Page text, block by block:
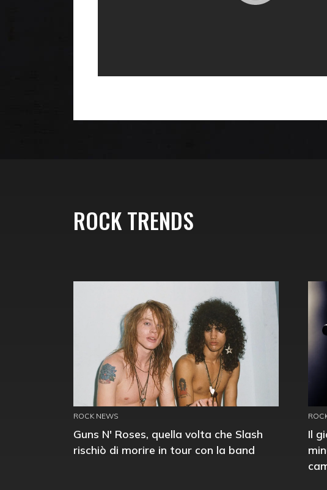
ROCK TRENDS
ROCK NEWS
Guns N' Roses, quella volta che Slash
rischiò di morire in tour con la band
Il